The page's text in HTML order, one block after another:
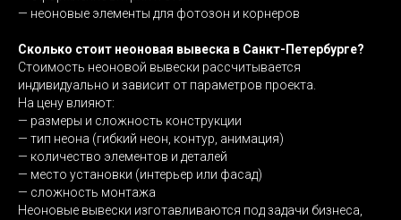
— неоновые элементы для фотозон и корнеров
Сколько стоит неоновая вывеска в Санкт-Петербурге?
Стоимость неоновой вывески рассчитывается
индивидуально и зависит от параметров проекта.
На цену влияют:
— размеры и сложность конструкции
— тип неона (гибкий неон, контур, анимация)
— количество элементов и деталей
— место установки (интерьер или фасад)
— сложность монтажа
Неоновые вывески изготавливаются под задачи бизнеса,